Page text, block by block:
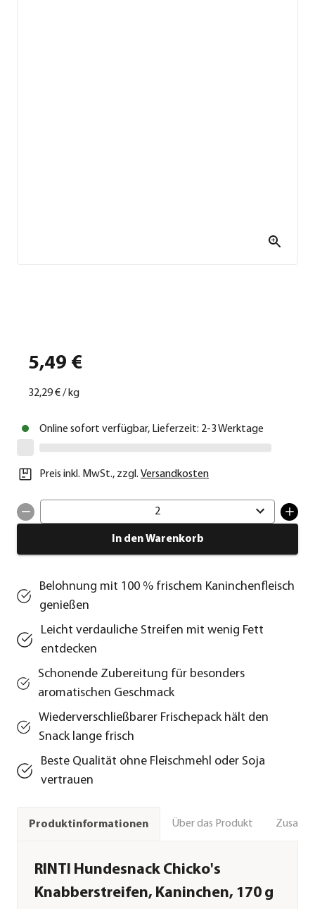
5,49 €
32,29 €/kg
Online sofort verfügbar, Lieferzeit: 2-3 Werktage
Preis inkl. MwSt., zzgl. Versandkosten
2
In den Warenkorb
Belohnung mit 100 % frischem Kaninchenfleisch
genießen
Leicht verdauliche Streifen mit wenig Fett
entdecken
Schonende Zubereitung für besonders
aromatischen Geschmack
Wiederverschließbarer Frischepack hält den
Snack lange frisch
Beste Qualität ohne Fleischmehl oder Soja
vertrauen
Produktinformationen Über das Produkt
RINTI Hundesnack Chicko's
Knabberstreifen, Kaninchen, 170 g